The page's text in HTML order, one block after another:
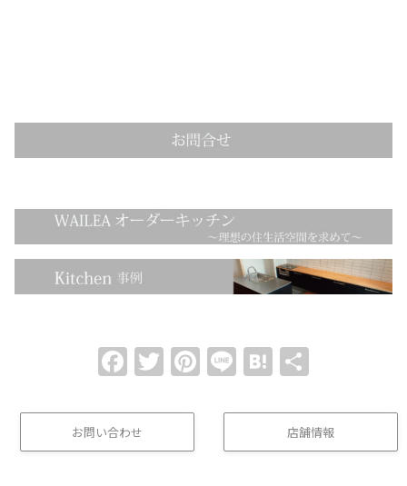
Facebook
Twitter
Pinterest
LineHatena
お問い合わせ 店舗情報